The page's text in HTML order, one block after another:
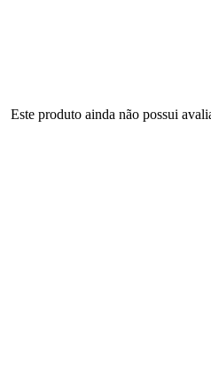
Este produto ainda não possui